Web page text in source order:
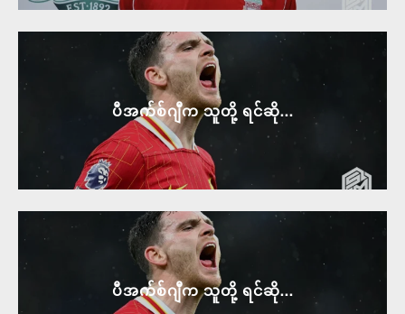
ပီအက်စ်ဂျီက သူတို့ ရင်ဆို...
ပီအက်စ်ဂျီက သူတို့ ရင်ဆို...